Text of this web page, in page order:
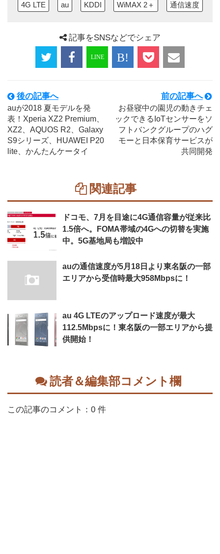
4G LTE au KDDI WiMAX 2＋ 通信速度
記事をSNSなどでシェア
後の記事へ
auが2018 夏モデルを発
表！Xperia XZ2 Premium、
XZ2、AQUOS R2、Galaxy
S9シリーズ、HUAWEI P20
lite、かんたんケータイ
前の記事へ
お昼寝中の園児の動きチェ
ックできるIoTセンサーをソ
フトバンクグループのハグ
モーと日本保育サービスが
共同開発
関連記事
ドコモ、7月を目途に4G通信容量が従来比
1.5倍へ。FOMA帯域の4Gへの切替を実施
中。5G基地局も増設中
auの通信速度が5月18日より東名阪の一部
エリアから受信時最大958Mbpsに！
au 4G LTEのアップロード速度が最大
112.5Mbpsに！東名阪の一部エリアから提
供開始！
読者＆編集部コメント欄
この記事のコメント：0 件